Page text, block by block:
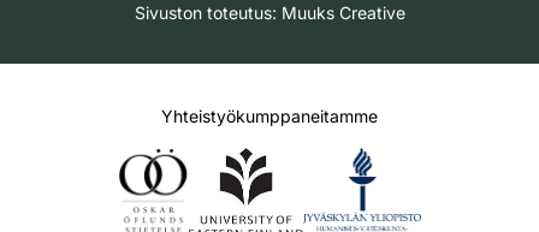
Sivuston toteutus: Muuks Creative
Yhteistyökumppaneitamme